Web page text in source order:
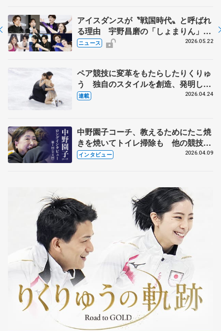
アイスダンスが〝戦国時代〟と呼ばれ
る理由 宇野昌磨の「しょまりん」ら
実力者が相次いで参戦 国内の競争激
ニュース 2026.05.22
ペア競技に変革をもたらしたりくりゅ
う 独自のスタイルを創造、発明した
【引退発表後②】
連載 2026.04.24
中野園子コーチ、教えるためにたこ焼
きを焼いてトイレ掃除も 他の競技に
も通用するという坂本花織の筋肉
インタビュー 2026.04.09